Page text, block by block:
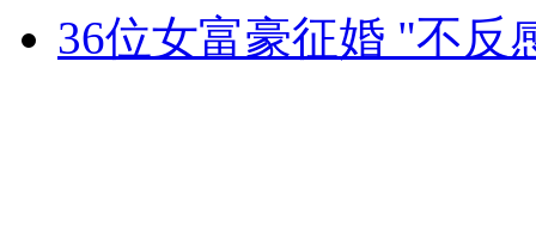
无痛分娩是否安全 医生回应
36位女富豪征婚 "不反